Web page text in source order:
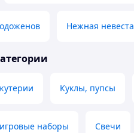
Нежная невеста
Куклы, пупсы
наборы Свечи